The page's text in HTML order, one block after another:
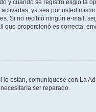
y cuando se registró eligió la
ya sea por usted
Si no recibió ningún e-mail,
que proporcionó es correcta,
están, comuníquese con La
ser reparado.